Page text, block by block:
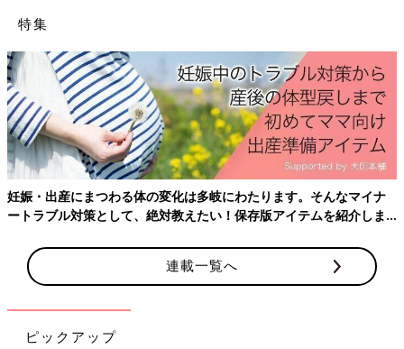
当初、絵本を出版したことは家族以外だれにも言っていなかった
庄司さんですが、その後インクルーシブ絵本作家として「絵本屋
「あるとき、隼人のリハビリで毎週家に来ていたST（言語聴覚
特集
妊娠・出産にまつわる体の変化は多岐にわたります。そんなマイナ
ートラブル対策として、絶対教えたい！保存版アイテムを紹介しま
連載一覧へ
ピックアップ